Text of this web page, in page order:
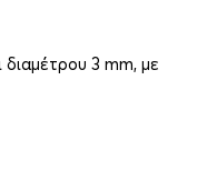
3 mm, με